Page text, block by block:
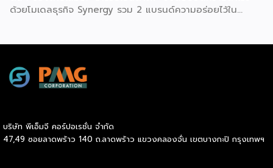
ด้วยโมเดลธุรกิจ Synergy รวม 2 แบรนด์ความอร่อยไว้ใน
7-Eleven, CJ MORE, Lotus’s, PTT, Caltex, PT และ
Bangchak โดยร้านมีขนาดที่ลงตัวใช้พื้นที่น้อย เหมาะกับสถานี
รสชาติมาตรฐานจากครัวกลาง มีระบบ POS รายงานยอดขาย
แบบ Real Time และเพิ่มช่องทางขายผ่านแอปฯ 7-Eleven […]
บริษัท พีเอ็มจี คอร์ปอเรชั่น จำกัด
47,49 ซอยลาดพร้าว 140 ถ.ลาดพร้าว แขวงคลองจั่น เขตบางกะปิ กรุงเทพฯ